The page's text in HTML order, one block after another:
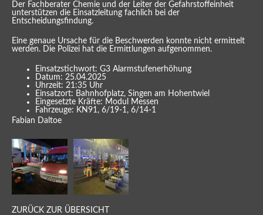
Der Fachberater Chemie und der Leiter der Gefahrstoffeinheit
unterstützen die Einsatzleitung fachlich bei der
Entscheidungsfindung.
Eine genaue Ursache für die Beschwerden konnte nicht ermittelt
werden. Die Polizei hat die Ermittlungen aufgenommen.
Einsatzstichwort: G3 Alarmstufenerhöhung
Datum: 25.04.2025
Uhrzeit: 21:35 Uhr
Einsatzort: Bahnhofplatz, Singen am Hohentwiel
Eingesetzte Kräfte: Modul Messen
Fahrzeuge: KN91, 6/19-1, 6/14-1
Fabian Daltoe
ZURÜCK ZUR ÜBERSICHT